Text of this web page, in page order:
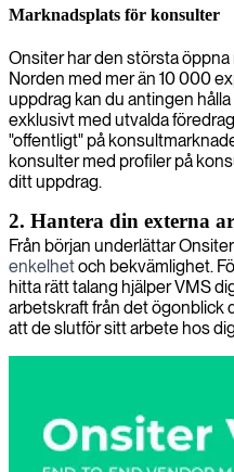
Marknadsplats för konsulter
Onsiter har den största
Norden med mer än 10 000
uppdrag kan du antingen
exklusivt med utvalda
"offentligt" på
konsulter med profiler på
ditt uppdrag.
2. Hantera din externa
Från början underlättar
enkelhetoch bekvämlighet.
hitta rätt talang hjälper VMS
arbetskraft från det ögonblick
att de slutför sitt arbete hos